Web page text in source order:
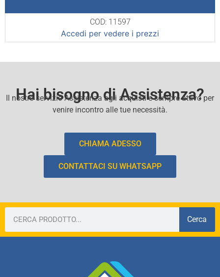
COD: 11597
Accedi per vedere i prezzi
Hai bisogno di Assistenza?
Il nostro servizio Assistenza agli acquisti e sempre attivo per
venire incontro alle tue necessità.
CHIAMA ADESSO
CONTATTACI SU WHATSAPP
Cerca